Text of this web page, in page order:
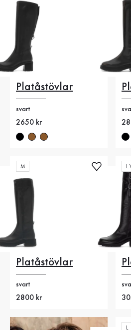
Platåstövlar
svart
Nytt pris
2650 kr
M
Platåstövlar
svart
Nytt pris
2800 kr